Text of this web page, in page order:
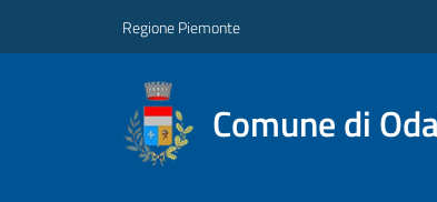
Regione Piemonte
Comune di